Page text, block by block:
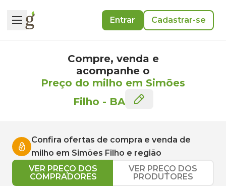
Entrar Cadastrar-se
Compre, venda e
acompanhe o
Preço do milho em Simões
Filho - BA
Confira ofertas de compra e venda de
milho em Simões Filho e região
VER PREÇO DOS
COMPRADORES
VER PREÇO DOS
PRODUTORES